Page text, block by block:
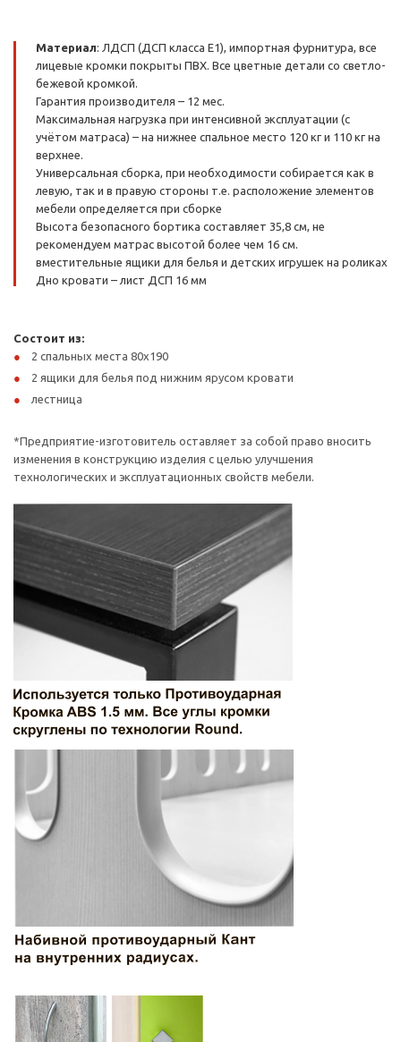
Материал: ЛДСП (ДСП класса Е1), импортная фурнитура, все
лицевые кромки покрыты ПВХ. Все цветные детали со светло-
бежевой кромкой.
Гарантия производителя – 12 мес.
Максимальная нагрузка при интенсивной эксплуатации (с
учётом матраса) – на нижнее спальное место 120 кг и 110 кг на
верхнее.
Универсальная сборка, при необходимости собирается как в
левую, так и в правую стороны т.е. расположение элементов
мебели определяется при сборке
Высота безопасного бортика составляет 35,8 см, не
рекомендуем матрас высотой более чем 16 см.
вместительные ящики для белья и детских игрушек на роликах
Дно кровати – лист ДСП 16 мм
Состоит из:
2 спальных места 80х190
2 ящики для белья под нижним ярусом кровати
лестница
*Предприятие-изготовитель оставляет за собой право вносить
изменения в конструкцию изделия с целью улучшения
технологических и эксплуатационных свойств мебели.